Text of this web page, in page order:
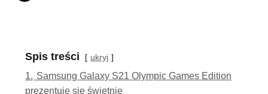
Spis treści ukryj
1. Samsung Galaxy S21 Olympic Games Edition
prezentuje się świetnie